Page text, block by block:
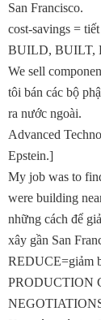
San Francisco.
cost-savings =
BUILD, BUILT,
We sell
tôi bán các bộ
ra nước ngoài.
Advanced
Epstein.]
My job was to
were building
những cách để
xây gần San
REDUCE=giảm
PRODUCTION